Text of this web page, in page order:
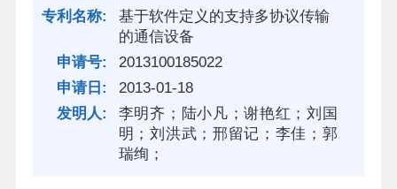
基于软件定义的支持多协议传输
的通信设备
2013100185022
2013-01-18
李明齐；陆小凡；谢艳红；刘国
明；刘洪武；邢留记；李佳；郭
瑞绚；